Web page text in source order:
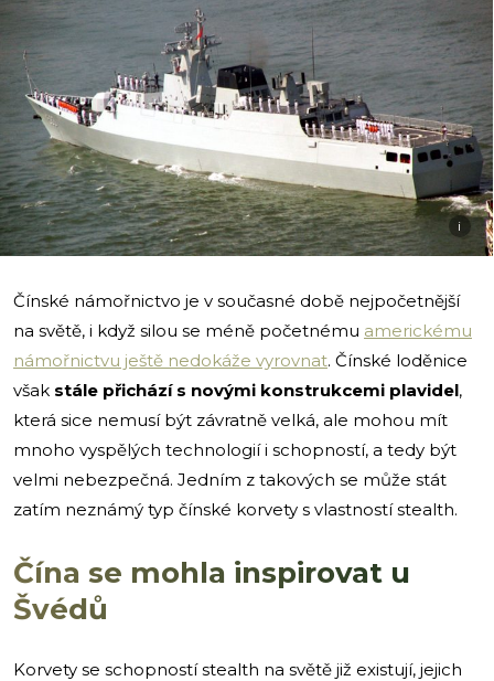
i
Čínské námořnictvo je v současné době nejpočetnější
na světě, i když silou se méně početnému americkému
námořnictvu ještě nedokáže vyrovnat. Čínské loděnice
však stále přichází s novými konstrukcemi plavidel,
která sice nemusí být závratně velká, ale mohou mít
mnoho vyspělých technologií i schopností, a tedy být
velmi nebezpečná. Jedním z takových se může stát
zatím neznámý typ čínské korvety s vlastností stealth.
Čína se mohla inspirovat u
Švédů
Korvety se schopností stealth na světě již existují, jejich